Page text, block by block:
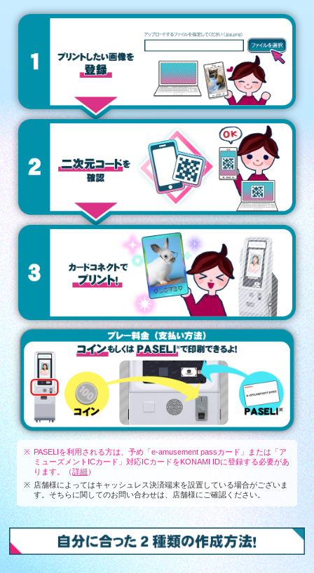
PASELIを利用される方は、予め「e-amusement passカード」または「ア
ミューズメントICカード」対応ICカードをKONAMI IDに登録する必要があ
ります。（詳細）
店舗様によってはキャッシュレス決済端末を設置している場合がございま
す。そちらに関してのお問い合わせは、店舗様にご確認ください。